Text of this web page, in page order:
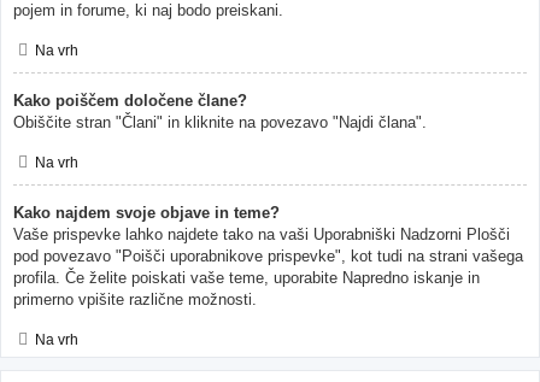
pojem in forume, ki naj bodo preiskani.
Na vrh
Kako poiščem določene člane?
Obiščite stran "Člani" in kliknite na povezavo "Najdi člana".
Na vrh
Kako najdem svoje objave in teme?
Vaše prispevke lahko najdete tako na vaši Uporabniški Nadzorni Plošči
pod povezavo "Poišči uporabnikove prispevke", kot tudi na strani vašega
profila. Če želite poiskati vaše teme, uporabite Napredno iskanje in
primerno vpišite različne možnosti.
Na vrh